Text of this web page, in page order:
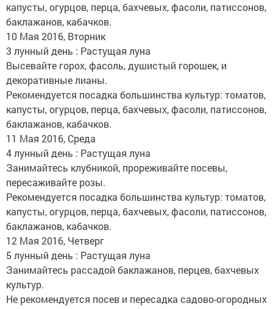
капусты, огурцов, перца, бахчевых, фасоли, патиссонов,
баклажанов, кабачков.
10 Мая 2016, Вторник
3 лунный день : Растущая луна
Высевайте горох, фасоль, душистый горошек, и
декоративные лианы.
Рекомендуется посадка большинства культур: томатов,
капусты, огурцов, перца, бахчевых, фасоли, патиссонов,
баклажанов, кабачков.
11 Мая 2016, Среда
4 лунный день : Растущая луна
Занимайтесь клубникой, прореживайте посевы,
пересаживайте розы.
Рекомендуется посадка большинства культур: томатов,
капусты, огурцов, перца, бахчевых, фасоли, патиссонов,
баклажанов, кабачков.
12 Мая 2016, Четверг
5 лунный день : Растущая луна
Занимайтесь рассадой баклажанов, перцев, бахчевых
культур.
Не рекомендуется посев и пересадка садово-огородных